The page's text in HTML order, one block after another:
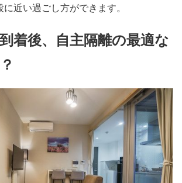
近い過ごし方ができます。
着後、自主隔離の最適な